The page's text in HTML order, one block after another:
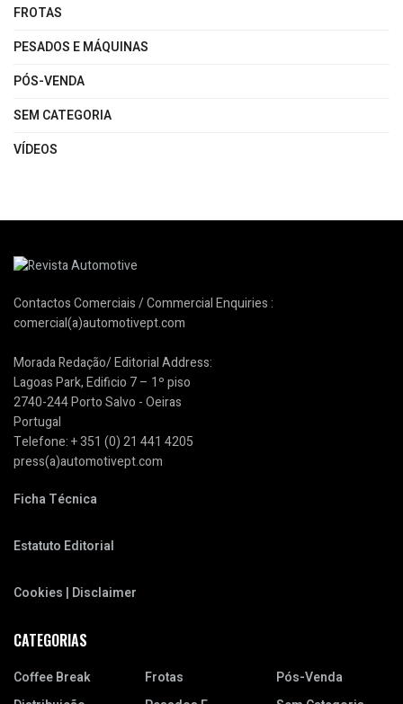
FROTAS
PESADOS E MÁQUINAS
PÓS-VENDA
SEM CATEGORIA
VÍDEOS
Contactos Comerciais / Commercial Enquiries :
comercial(a)automotivept.com
Morada Redação/ Editorial Address:
Lagoas Park, Edificio 7 – 1º piso
2740-244 Porto Salvo - Oeiras
Portugal
Telefone: + 351 (0) 21 441 4205
press(a)automotivept.com
Ficha Técnica
Estatuto Editorial
Cookies | Disclaimer
CATEGORIAS
Coffee Break
Frotas
Pós-Venda